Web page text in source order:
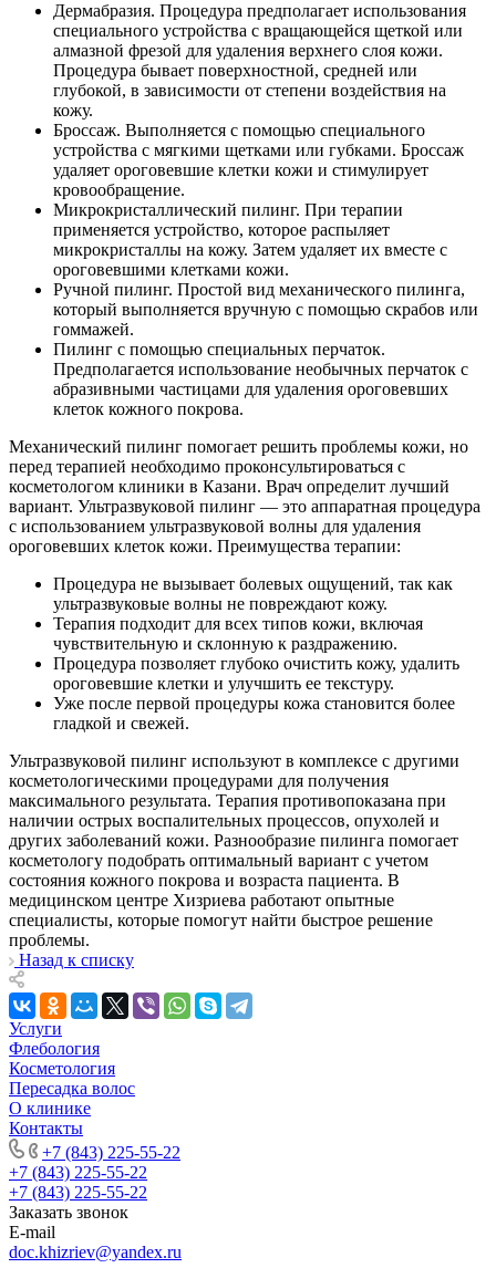
Дермабразия. Процедура предполагает использования
специального устройства с вращающейся щеткой или
алмазной фрезой для удаления верхнего слоя кожи.
Процедура бывает поверхностной, средней или
глубокой, в зависимости от степени воздействия на
кожу.
Броссаж. Выполняется с помощью специального
устройства с мягкими щетками или губками. Броссаж
удаляет ороговевшие клетки кожи и стимулирует
кровообращение.
Микрокристаллический пилинг. При терапии
применяется устройство, которое распыляет
микрокристаллы на кожу. Затем удаляет их вместе с
ороговевшими клетками кожи.
Ручной пилинг. Простой вид механического пилинга,
который выполняется вручную с помощью скрабов или
гоммажей.
Пилинг с помощью специальных перчаток.
Предполагается использование необычных перчаток с
абразивными частицами для удаления ороговевших
клеток кожного покрова.
Механический пилинг помогает решить проблемы кожи, но
перед терапией необходимо проконсультироваться с
косметологом клиники в Казани. Врач определит лучший
вариант. Ультразвуковой пилинг — это аппаратная процедура
с использованием ультразвуковой волны для удаления
ороговевших клеток кожи. Преимущества терапии:
Процедура не вызывает болевых ощущений, так как
ультразвуковые волны не повреждают кожу.
Терапия подходит для всех типов кожи, включая
чувствительную и склонную к раздражению.
Процедура позволяет глубоко очистить кожу, удалить
ороговевшие клетки и улучшить ее текстуру.
Уже после первой процедуры кожа становится более
гладкой и свежей.
Ультразвуковой пилинг используют в комплексе с другими
косметологическими процедурами для получения
максимального результата. Терапия противопоказана при
наличии острых воспалительных процессов, опухолей и
других заболеваний кожи. Разнообразие пилинга помогает
косметологу подобрать оптимальный вариант с учетом
состояния кожного покрова и возраста пациента. В
медицинском центре Хизриева работают опытные
специалисты, которые помогут найти быстрое решение
проблемы.
Назад к списку
Услуги
Флебология
Косметология
Пересадка волос
О клинике
Контакты
+7 (843) 225-55-22
+7 (843) 225-55-22
+7 (843) 225-55-22
Заказать звонок
E-mail
doc.khizriev@yandex.ru